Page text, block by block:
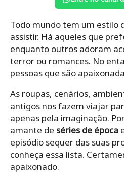
Todo mundo tem um estilo
assistir. Há aqueles que
enquanto outros adoram
terror ou romances. No
pessoas que são
As roupas, cenários,
antigos nos fazem viajar
apenas pela imaginação.
amante de séries de época
episódio sequer das suas
conheça essa lista.
apaixonado.